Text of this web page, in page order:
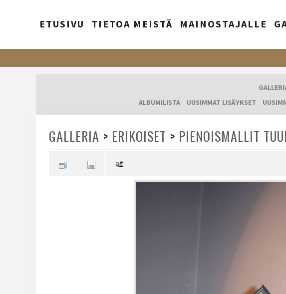
ETUSIVU TIETOA MEISTÄ MAINOSTAJALLE
ALBUMILISTA
UUSIMMAT LISÄYKSET
GALLERIA > ERIKOISET > PIENOISMALLIT